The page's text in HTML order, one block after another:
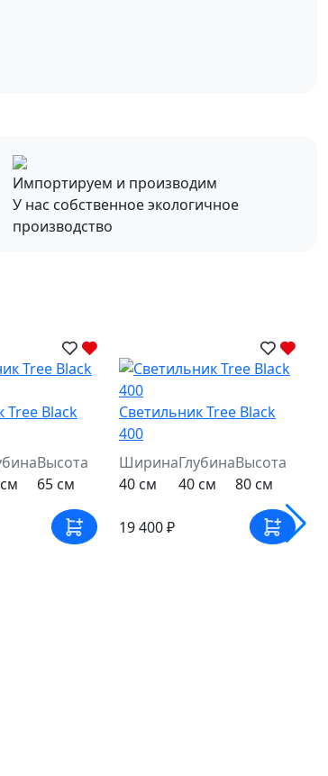
Импортируем и производим
У нас собственное экологичное
производство
Tree Black
Высота
65 см
Светильник Tree Black
400
Ширина
40 см
Глубина
40 см
Высота
80 см
19 400 ₽